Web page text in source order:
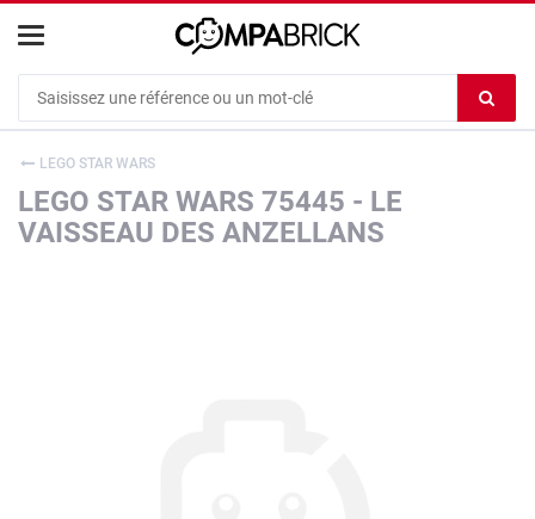
le
LEGO STAR WARS
LEGO STAR WARS 75445 - LE
VAISSEAU DES ANZELLANS
Cookies management panel